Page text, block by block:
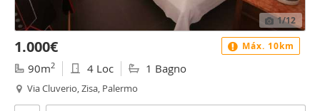
1/12
1.000€
90m2 4 Loc 1 Bagno
Via Cluverio, Zisa, Palermo
Máx. 10km